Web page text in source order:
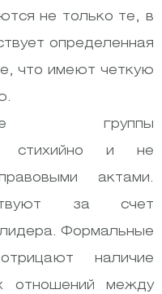
не только те, в
определенная
что имеют четкую
группы
стихийно и не
актами.
за счет
Формальные
наличие
отношений между